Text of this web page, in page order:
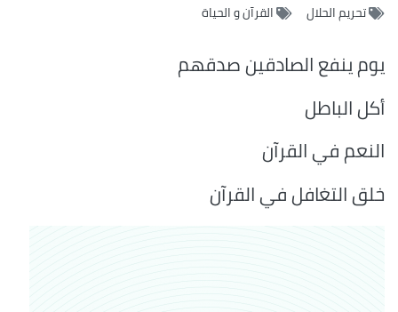
تحريم الحلال القرآن و الحياة
يوم ينفع الصادقين صدقهم
أكل الباطل
النعم في القرآن
خلق التغافل في القرآن